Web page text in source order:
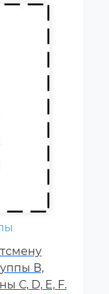
В,
С, D, E, F.